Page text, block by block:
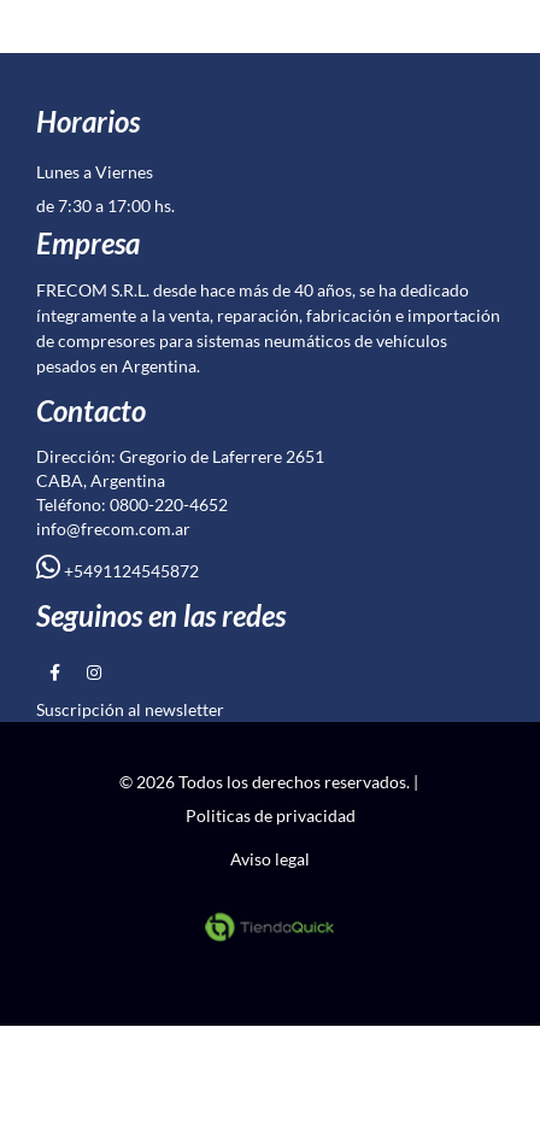
Horarios
Lunes a Viernes
de 7:30 a 17:00 hs.
Empresa
FRECOM S.R.L. desde hace más de 40 años, se ha dedicado
íntegramente a la venta, reparación, fabricación e importación
de compresores para sistemas neumáticos de vehículos
pesados en Argentina.
Contacto
Dirección: Gregorio de Laferrere 2651
CABA, Argentina
Teléfono: 0800-220-4652
info@frecom.com.ar
+5491124545872
Seguinos en las redes
Suscripción al newsletter
© 2026 Todos los derechos reservados. |
Politicas de privacidad
Aviso legal